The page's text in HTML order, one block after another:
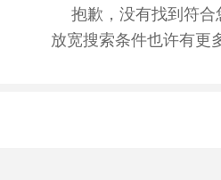
抱歉，没有找到符合
放宽搜索条件也许有更